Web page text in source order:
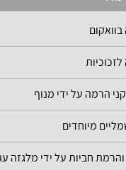
הרמה על ידי מנוף
מיוחדים
חביות על ידי מלגזה